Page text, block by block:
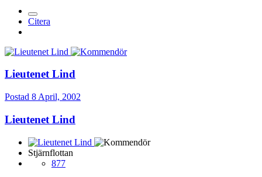
Citera
Lieutenet Lind
Postad 8 April, 2002
Lieutenet Lind
Stjärnflottan
877